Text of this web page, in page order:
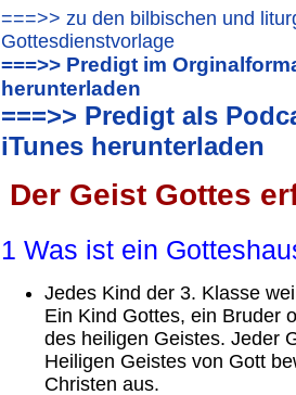
===>> zu den bilbischen und
Gottesdienstvorlage
===>> Predigt im
herunterladen
===>> Predigt als
iTunes herunterladen
Der Geist Gottes
1 Was ist ein
Jedes Kind der 3. Klasse
Ein Kind Gottes, ein Bruder
des heiligen Geistes. Jeder
Heiligen Geistes von Gott
Christen aus.